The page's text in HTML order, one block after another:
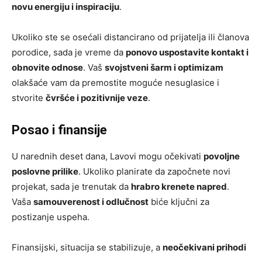
novu energiju i inspiraciju.
Ukoliko ste se osećali distancirano od prijatelja ili članova
porodice, sada je vreme da ponovo uspostavite kontakt i
obnovite odnose. Vaš svojstveni šarm i optimizam
olakšaće vam da premostite moguće nesuglasice i
stvorite čvršće i pozitivnije veze.
Posao i finansije
U narednih deset dana, Lavovi mogu očekivati povoljne
poslovne prilike. Ukoliko planirate da započnete novi
projekat, sada je trenutak da hrabro krenete napred.
Vaša samouverenost i odlučnost biće ključni za
postizanje uspeha.
Finansijski, situacija se stabilizuje, a neočekivani prihodi